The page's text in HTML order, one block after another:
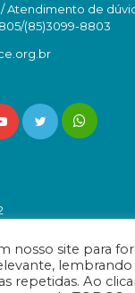
Atendimento de
(85)3099-8803
nosso site para
lembrando
repetidas. Ao